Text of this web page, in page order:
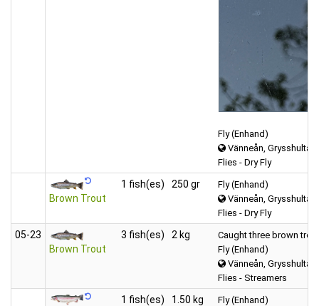
Fly (Enhand)
Vänneån,
Flies - Dry Fly
Brown Trout
1 fish(es) 250 gr
Fly (Enhand)
Vänneån,
Flies - Dry Fly
05‑23
Brown Trout
3 fish(es) 2 kg
Caught three brown
Fly (Enhand)
Vänneån,
Flies - Streamers
1 fish(es) 1.50 kg
Fly (Enhand)